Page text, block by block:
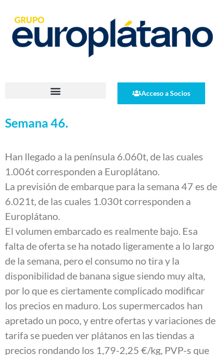
Acceso a Socios
Semana 46.
Han llegado a la península 6.060t, de las cuales
1.006t corresponden a Europlátano.
La previsión de embarque para la semana 47 es de
6.021t, de las cuales 1.030t corresponden a
Europlátano.
El volumen embarcado es realmente bajo. Esa
falta de oferta se ha notado ligeramente a lo largo
de la semana, pero el consumo no tira y la
disponibilidad de banana sigue siendo muy alta,
por lo que es ciertamente complicado modificar
los precios en maduro. Los supermercados han
apretado un poco, y entre ofertas y variaciones de
tarifa se pueden ver plátanos en las tiendas a
precios rondando los 1,79-2,25 €/kg, PVP-s que